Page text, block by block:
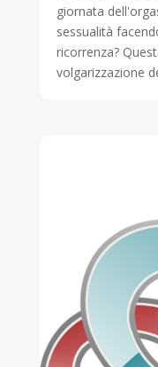
giornata
sessualità
ricorrenza?
volgarizzazione